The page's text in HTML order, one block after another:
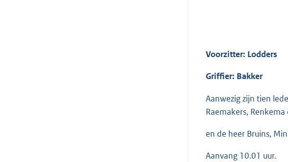
Voorzitter: Lodders
Griffier: Bakker
Aanwezig zijn tien
Raemakers,
en de heer Bruins,
Aanvang 10.01 uur.